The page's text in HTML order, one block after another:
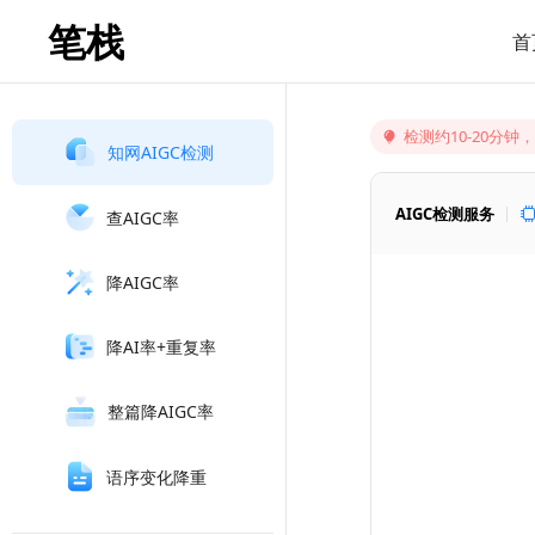
笔栈
知网AIGC检测
查AIGC率
降AIGC率
降AI率+重复率
整篇降AIGC率
语序变化降重
检测约10-20分钟
AIGC检测服务